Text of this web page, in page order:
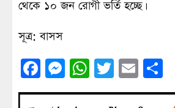
থেকে ১০ জন রোগী ভর্তি হচ্ছে।
সূত্র: বাসস
Facebook
Messenger
WhatsApp
Twitter
Email